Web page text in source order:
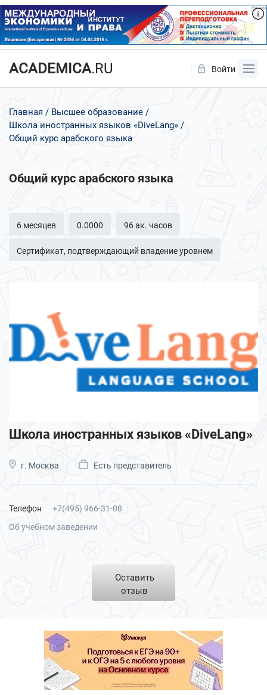
ACADEMICA.RU Войти
Главная
Высшее образование
Школа иностранных языков «DiveLang»
Общий курс арабского языка
Общий курс арабского языка
6 месяцев 0.0000 96 ак. часов
Сертификат, подтверждающий владение уровнем
Школа иностранных языков «DiveLang»
г. Москва Есть представитель
Телефон
+7(495) 966-31-08
Об учебном заведении
Оставить
отзыв
Да Нет